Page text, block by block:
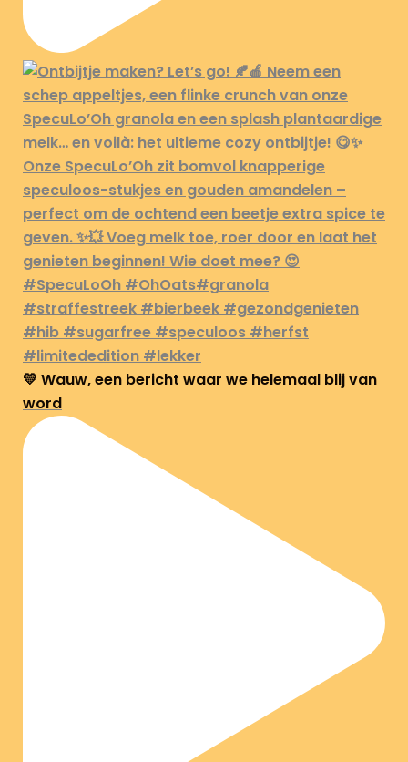
💛 Wauw, een bericht waar we helemaal blij van
word